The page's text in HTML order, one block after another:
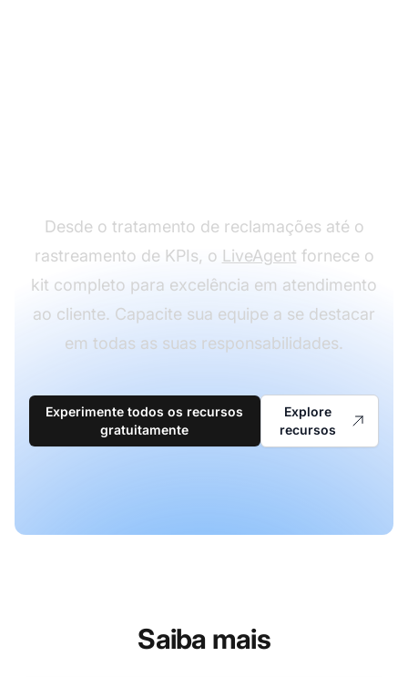
Desde o tratamento de reclamações até o
rastreamento de KPIs, o LiveAgent fornece o
kit completo para excelência em atendimento
ao cliente. Capacite sua equipe a se destacar
em todas as suas responsabilidades.
Experimente todos os recursos
gratuitamente
Explore
recursos
Saiba mais